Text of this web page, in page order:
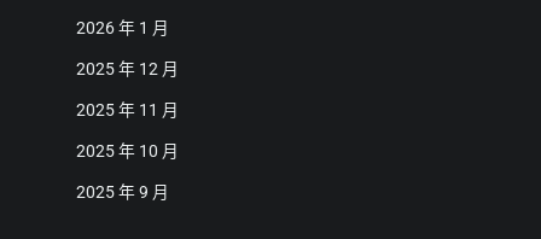
2026 年 1 月
2025 年 12 月
2025 年 11 月
2025 年 10 月
2025 年 9 月